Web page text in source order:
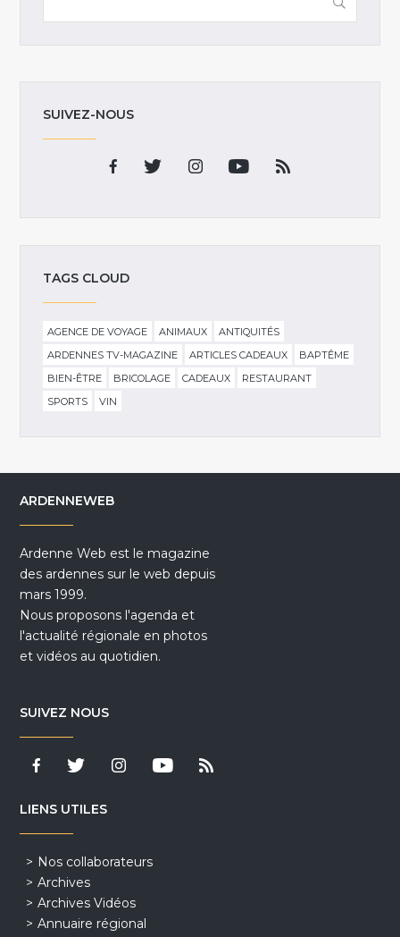
SUIVEZ-NOUS
TAGS CLOUD
AGENCE DE VOYAGE ANIMAUX
ANTIQUITÉS
ARDENNES TV-MAGAZINE
ARTICLES CADEAUX
BAPTÊME
BIEN-ÊTRE
BRICOLAGE CADEAUX
RESTAURANT
SPORTS
VIN
ARDENNEWEB
Ardenne Web est le magazine
des ardennes sur le web depuis
mars 1999.
Nous proposons l'agenda et
l'actualité régionale en photos
et vidéos au quotidien.
SUIVEZ NOUS
LIENS UTILES
Nos collaborateurs
Archives
Archives Vidéos
Annuaire régional